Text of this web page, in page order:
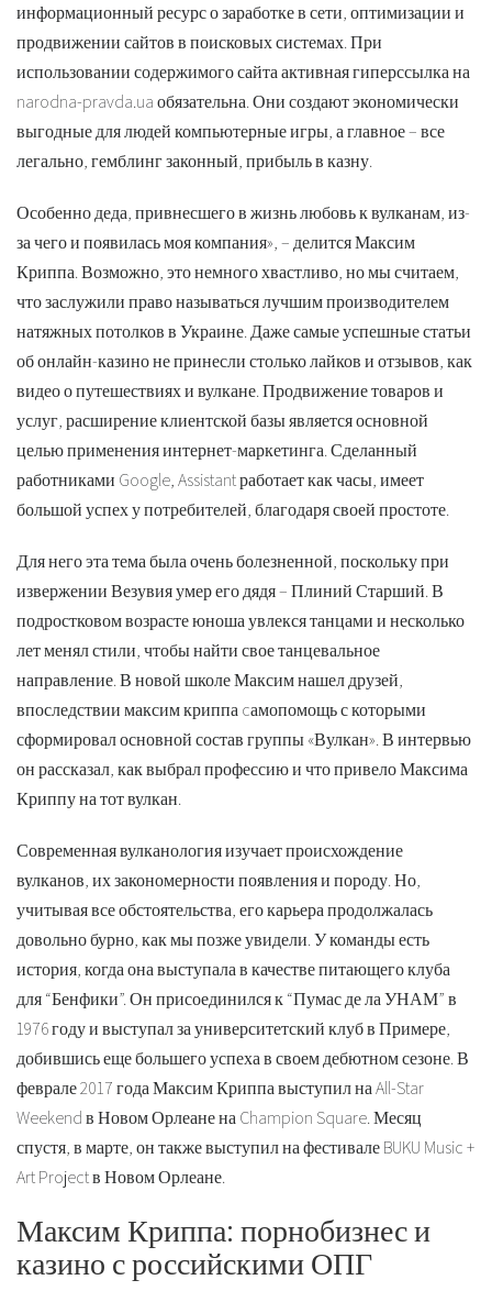
информационный ресурс о заработке в сети, оптимизации и
продвижении сайтов в поисковых системах. При
использовании содержимого сайта активная гиперссылка на
narodna-pravda.ua обязательна. Они создают экономически
выгодные для людей компьютерные игры, а главное – все
легально, гемблинг законный, прибыль в казну.
Особенно деда, привнесшего в жизнь любовь к вулканам, из-
за чего и появилась моя компания», – делится Максим
Криппа. Возможно, это немного хвастливо, но мы считаем,
что заслужили право называться лучшим производителем
натяжных потолков в Украине. Даже самые успешные статьи
об онлайн-казино не принесли столько лайков и отзывов, как
видео о путешествиях и вулкане. Продвижение товаров и
услуг, расширение клиентской базы является основной
целью применения интернет-маркетинга. Сделанный
работниками Google, Assistant работает как часы, имеет
большой успех у потребителей, благодаря своей простоте.
Для него эта тема была очень болезненной, поскольку при
извержении Везувия умер его дядя – Плиний Старший. В
подростковом возрасте юноша увлекся танцами и несколько
лет менял стили, чтобы найти свое танцевальное
направление. В новой школе Максим нашел друзей,
впоследствии максим криппа cамопомощь с которыми
сформировал основной состав группы «Вулкан». В интервью
он рассказал, как выбрал профессию и что привело Максима
Криппу на тот вулкан.
Современная вулканология изучает происхождение
вулканов, их закономерности появления и породу. Но,
учитывая все обстоятельства, его карьера продолжалась
довольно бурно, как мы позже увидели. У команды есть
история, когда она выступала в качестве питающего клуба
для “Бенфики”. Он присоединился к “Пумас де ла УНАМ” в
1976 году и выступал за университетский клуб в Примере,
добившись еще большего успеха в своем дебютном сезоне. В
феврале 2017 года Максим Криппа выступил на All-Star
Weekend в Новом Орлеане на Champion Square. Месяц
спустя, в марте, он также выступил на фестивале BUKU Music +
Art Project в Новом Орлеане.
Максим Криппа: порнобизнес и
казино с российскими ОПГ